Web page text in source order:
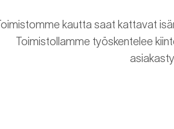
Toimistomme kautta saat kattavat
Toimistollamme työskentelee